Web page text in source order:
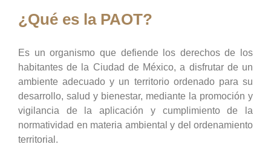
¿Qué es la PAOT?
Es un organismo que defiende los derechos de los
habitantes de la Ciudad de México, a disfrutar de un
ambiente adecuado y un territorio ordenado para su
desarrollo, salud y bienestar, mediante la promoción y
vigilancia de la aplicación y cumplimiento de la
normatividad en materia ambiental y del ordenamiento
territorial.